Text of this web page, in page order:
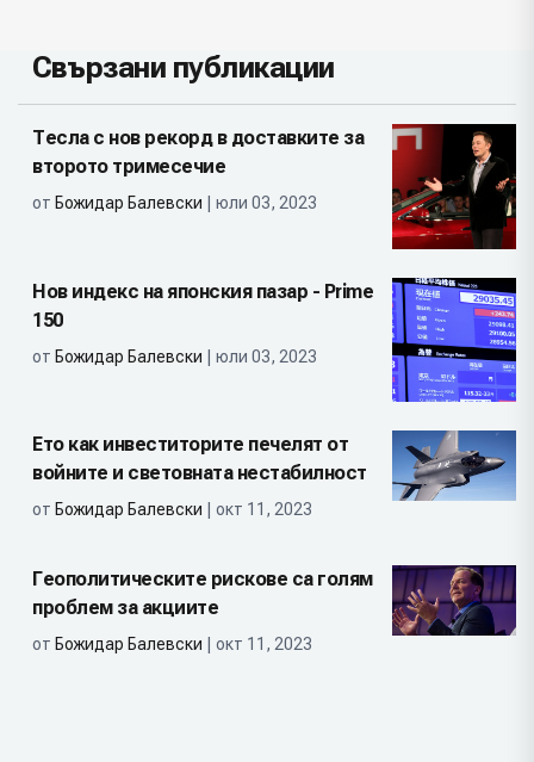
Свързани публикации
Тесла с нов рекорд в доставките за
второто тримесечие
от Божидар Балевски | юли 03, 2023
Нов индекс на японския пазар - Prime
150
от Божидар Балевски | юли 03, 2023
Ето как инвеститорите печелят от
войните и световната нестабилност
от Божидар Балевски | окт 11, 2023
Геополитическите рискове са голям
проблем за акциите
от Божидар Балевски | окт 11, 2023